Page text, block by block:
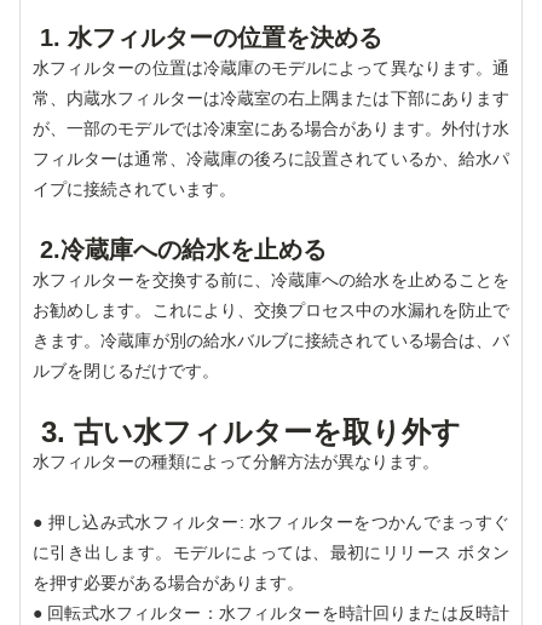
1. 水フィルターの位置を決める
水フィルターの位置は冷蔵庫のモデルによって異なります。通
常、内蔵水フィルターは冷蔵室の右上隅または下部にあります
が、一部のモデルでは冷凍室にある場合があります。外付け水
フィルターは通常、冷蔵庫の後ろに設置されているか、給水パ
イプに接続されています。
2.冷蔵庫への給水を止める
水フィルターを交換する前に、冷蔵庫への給水を止めることを
お勧めします。これにより、交換プロセス中の水漏れを防止で
きます。冷蔵庫が別の給水バルブに接続されている場合は、バ
ルブを閉じるだけです。
3. 古い水フィルターを取り外す
水フィルターの種類によって分解方法が異なります。
● 押し込み式水フィルター: 水フィルターをつかんでまっすぐ
に引き出します。モデルによっては、最初にリリース ボタン
を押す必要がある場合があります。
● 回転式水フィルター：水フィルターを時計回りまたは反時計